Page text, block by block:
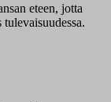
eteen, jotta